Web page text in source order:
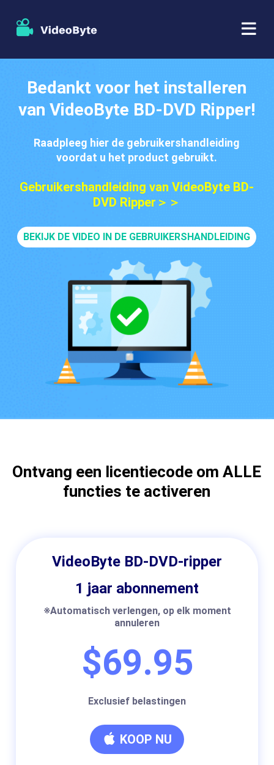
BD/DVD
BD-DVD-ripper
DVD-ripper
DVD-kopie
Winkel
Bronnen
Bedankt voor het installeren
van VideoByte BD-DVD Ripper!
Raadpleeg hier de gebruikershandleiding
voordat u het product gebruikt.
Gebruikershandleiding van VideoByte BD-
DVD Ripper＞＞
BEKIJK DE VIDEO IN DE GEBRUIKERSHANDLEIDING
Ontvang een licentiecode om ALLE
functies te activeren
VideoByte BD-DVD-ripper
1 jaar abonnement
※Automatisch verlengen, op elk moment
annuleren
$69.95
Exclusief belastingen
KOOP NU